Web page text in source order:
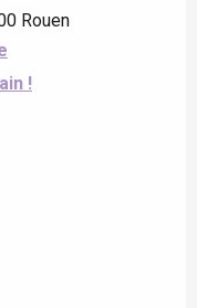
Rouen
!